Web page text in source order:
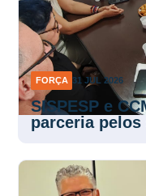
FORÇA 31 JUL 2026
SISPESP e
parceria